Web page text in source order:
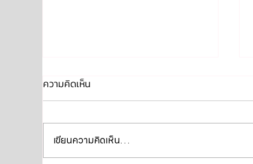
ความคิดเห็น
เขียนความคิดเห็น…